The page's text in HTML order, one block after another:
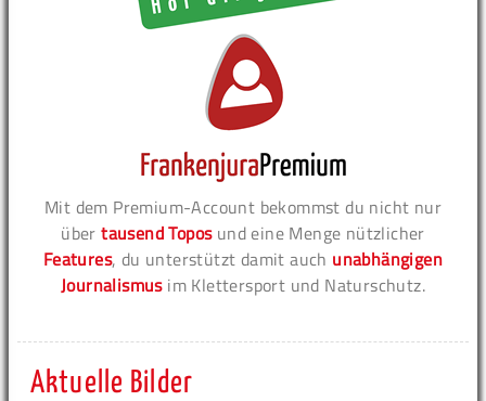
Mit dem Premium-Account bekommst du nicht nur
übertausend Toposund eine Menge nützlicher
Features, du unterstützt damit auch unabhängigen
Journalismusim Klettersport und Naturschutz.
Aktuelle Bilder